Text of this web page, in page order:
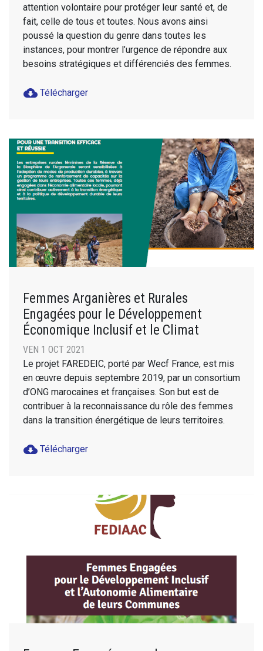
attention volontaire pour protéger leur santé et, de
fait, celle de tous et toutes. Nous avons ainsi
poussé la question du genre dans toutes les
instances, pour montrer l’urgence de répondre aux
besoins stratégiques et différenciés des femmes.
cloud_download Télécharger
Femmes Arganières et Rurales
Engagées pour le Développement
Économique Inclusif et le Climat
VEN 1 OCT 2021
Le projet FAREDEIC, porté par Wecf France, est mis
en œuvre depuis septembre 2019, par un consortium
d’ONG marocaines et françaises. Son but est de
contribuer à la reconnaissance du rôle des femmes
dans la transition énergétique de leurs territoires.
cloud_download Télécharger